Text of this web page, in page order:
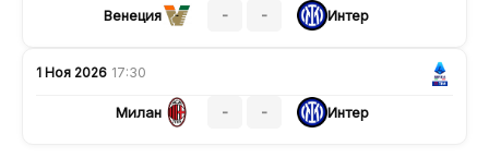
Венеция - - Интер
1 Ноя 2026 17:30
Милан - - Интер